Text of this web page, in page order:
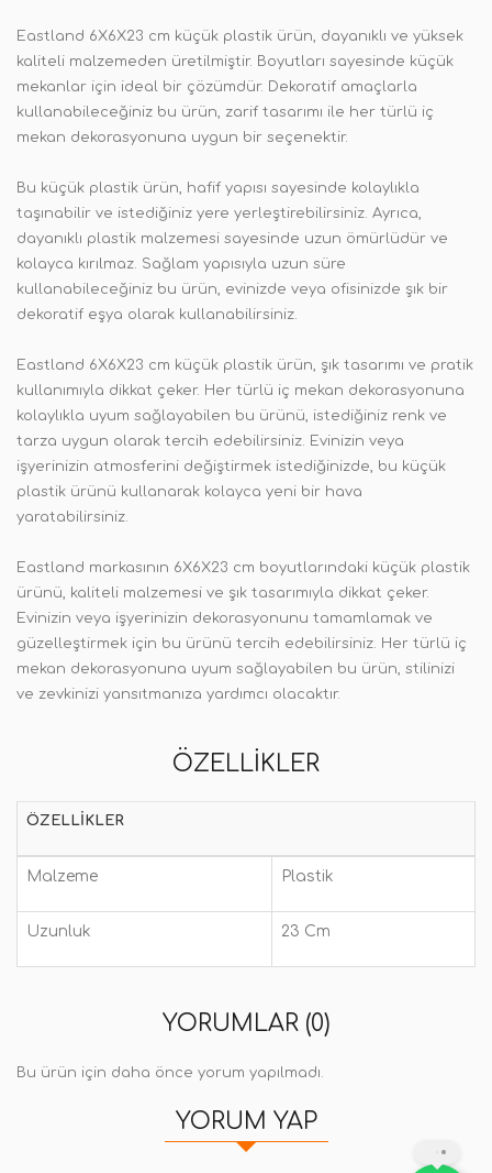
Eastland 6X6X23 cm küçük plastik ürün, dayanıklı ve yüksek
kaliteli malzemeden üretilmiştir. Boyutları sayesinde küçük
mekanlar için ideal bir çözümdür. Dekoratif amaçlarla
kullanabileceğiniz bu ürün, zarif tasarımı ile her türlü iç
mekan dekorasyonuna uygun bir seçenektir.
Bu küçük plastik ürün, hafif yapısı sayesinde kolaylıkla
taşınabilir ve istediğiniz yere yerleştirebilirsiniz. Ayrıca,
dayanıklı plastik malzemesi sayesinde uzun ömürlüdür ve
kolayca kırılmaz. Sağlam yapısıyla uzun süre
kullanabileceğiniz bu ürün, evinizde veya ofisinizde şık bir
dekoratif eşya olarak kullanabilirsiniz.
Eastland 6X6X23 cm küçük plastik ürün, şık tasarımı ve pratik
kullanımıyla dikkat çeker. Her türlü iç mekan dekorasyonuna
kolaylıkla uyum sağlayabilen bu ürünü, istediğiniz renk ve
tarza uygun olarak tercih edebilirsiniz. Evinizin veya
işyerinizin atmosferini değiştirmek istediğinizde, bu küçük
plastik ürünü kullanarak kolayca yeni bir hava
yaratabilirsiniz.
Eastland markasının 6X6X23 cm boyutlarındaki küçük plastik
ürünü, kaliteli malzemesi ve şık tasarımıyla dikkat çeker.
Evinizin veya işyerinizin dekorasyonunu tamamlamak ve
güzelleştirmek için bu ürünü tercih edebilirsiniz. Her türlü iç
mekan dekorasyonuna uyum sağlayabilen bu ürün, stilinizi
ve zevkinizi yansıtmanıza yardımcı olacaktır.
ÖZELLIKLER
ÖZELLIKLER
Malzeme Plastik
Uzunluk 23 Cm
YORUMLAR (0)
Bu ürün için daha önce yorum yapılmadı.
YORUM YAP